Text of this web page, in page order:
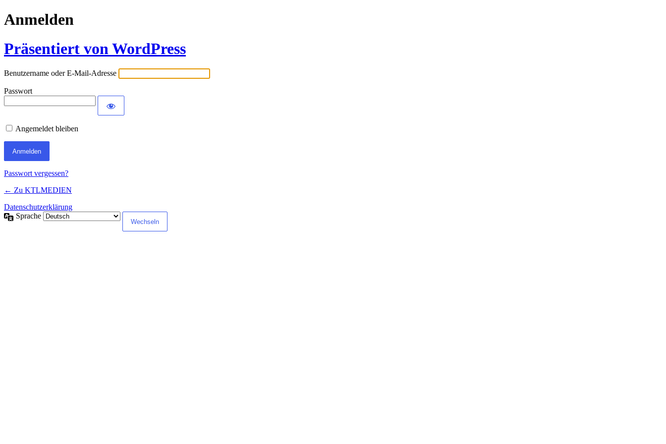
Anmelden
Präsentiert von WordPress
Benutzername oder E-Mail-Adresse
Passwort
Angemeldet bleiben
Passwort vergessen?
← Zu KTLMEDIEN
Datenschutzerklärung
Sprache